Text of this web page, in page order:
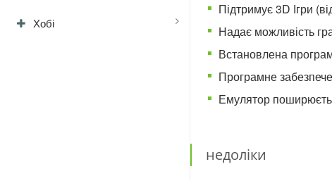
Підтримує 3D Ігри
Надає можливість
Встановлена
Програмне
Емулятор
недоліки
Хобі